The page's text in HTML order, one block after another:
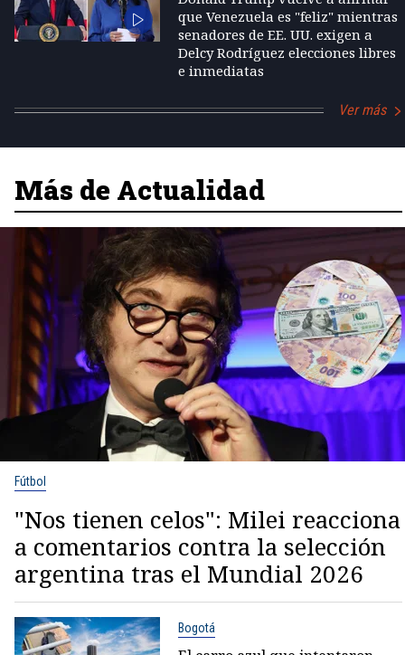
que Venezuela es "feliz" mientras
senadores de EE. UU. exigen a
Delcy Rodríguez elecciones libres
e inmediatas
Ver más
Más de Actualidad
Fútbol
"Nos tienen celos": Milei reacciona
a comentarios contra la selección
argentina tras el Mundial 2026
Bogotá